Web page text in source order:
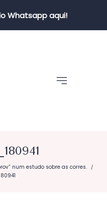
Whatsapp aqui!
num estudo sobre as corres. /